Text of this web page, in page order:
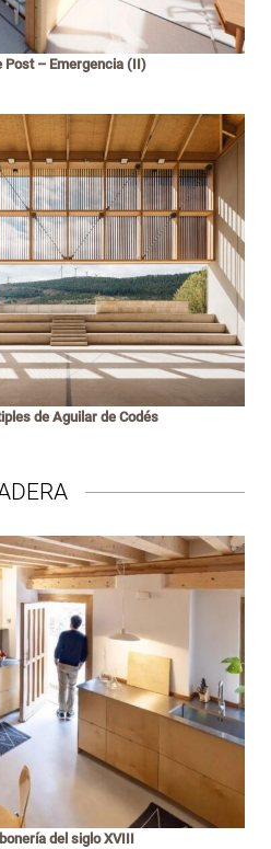
Post – Emergencia (II)
de Aguilar de Codés
del siglo XVIII